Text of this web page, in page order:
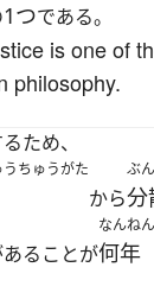
1つである。
is one of
philosophy.
ため、
ちゅうがた
から
ぶ
分
ることが
なんねん
何年